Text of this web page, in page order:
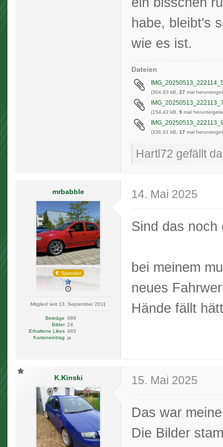
habe, bleibt's
wie es ist.
Dateien
(304,83 kB, 27 mal
(154,42 kB, 9 mal
(336,91 kB, 17 mal
Hartl72 gefällt
mrbabble
Spender
Mitglied seit 13. September 2011
Beiträge 989
Bilder 24
Erhaltene Likes 483
Karteneintrag ja
14. Mai 2025
Sind das noch
bei meinem
neues
Hände fällt
K.Kinski 15. Mai 2025
Das war
Die Bilder